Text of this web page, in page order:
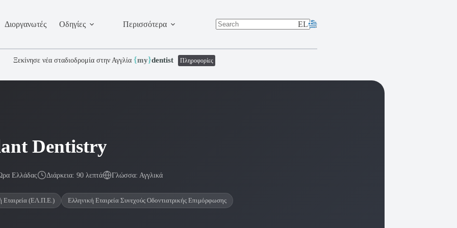
Διοργανωτές Οδηγίες
Περισσότερα
EL
Ξεκίνησε νέα σταδιοδρομία στην Αγγλία {my}dentist Πληροφορίες
Dentistry
Ελλάδας Διάρκεια: 90 λεπτά Γλώσσα: Αγγλικά
Εταιρεία (ΕΛ.Π.Ε.) Ελληνική Εταιρεία Συνεχούς Οδοντιατρικής Επιμόρφωσης